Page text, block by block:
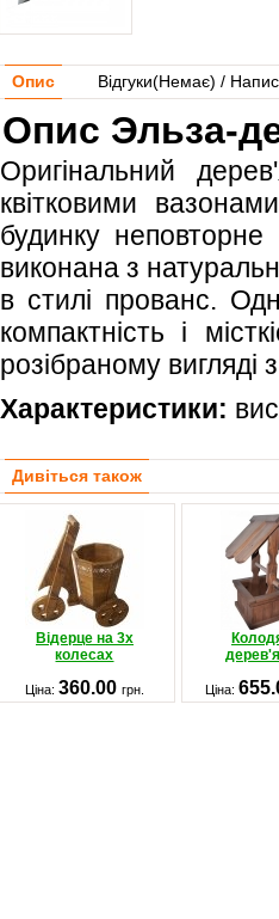
Опис Відгуки(Немає) /
Опис Эльза-
Оригінальний
квітковими
будинку неповторне
виконана з
в стилі прованс.
компактність і
розібраному вигляді
Характеристики:
Дивіться також
Відерце на 3х
колесах
Ціна: 360.00 грн. Ціна: